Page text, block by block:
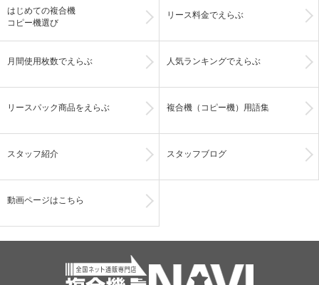
はじめての複合機
コピー機選び
リース料金でえらぶ
月間使用枚数でえらぶ 人気ランキングでえらぶ
リースパック商品をえらぶ 複合機（コピー機）用語集
スタッフ紹介 スタッフブログ
動画ページはこちら